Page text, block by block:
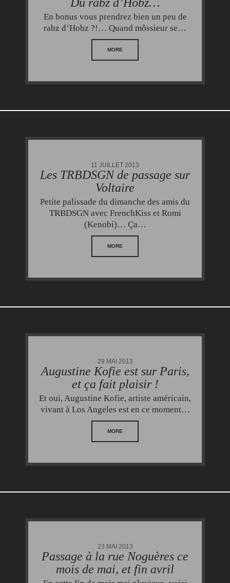
En bonus vous prendrez bien un peu de
rabz d’Hobz ?!… Quand môssieur se…
MORE
11 JUILLET 2013
Les TRBDSGN de passage sur
Voltaire
Petite palissade du dimanche des amis du
TRBDSGN avec FrenchKiss et Romi
(Kenobi)… Ça…
MORE
29 MAI 2013
Augustine Kofie est sur Paris,
et ça fait plaisir !
Et oui, Augustine Kofie, artiste américain,
vivant à Los Angeles est en ce moment…
MORE
23 MAI 2013
Passage à la rue Noguères ce
mois de mai, et fin avril